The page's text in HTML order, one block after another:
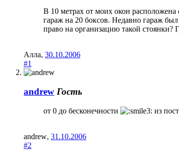
В 10 метрах от моих окон
гараж на 20 боксов. Недавно гараж
право на организацию такой стоянки?
Алла, 30.10.2006
#1
andrew Гость
от 0 до бесконечности из
andrew, 31.10.2006
#2